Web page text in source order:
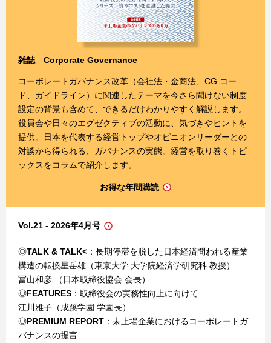
雑誌 Corporate Governance
コーポレートガバナンス改革（会社法・金商法、CG コー
ド、ガイドライン）に関連したテーマを今さら聞けない制度
設定の背景も含めて、できるだけわかりやすく解説します。
役員会や日々のエグゼクティブの活動に、気づきやヒントを
提供。日本を代表する経営トップやオピニオンリーダーとの
対談から得られる、ガバナンスの実態。経営を取り巻くトピ
ックスをコラムで紹介します。
お得な年間購読
Vol.21 - 2026年4月号
◎TALK & TALK< ：長期停滞を脱した日本経済問われる産業
構造の転換星岳雄（東京大学 大学院経済学研究科 教授）
冨山和彦 （日本取締役協会 会長）
◎FEATURES ：取締役会の実務性向上に向けて
江川雅子（成蹊学園 学園長）
◎PREMIUM REPORT ：未上場企業におけるコーポレートガ
バナンスの提言